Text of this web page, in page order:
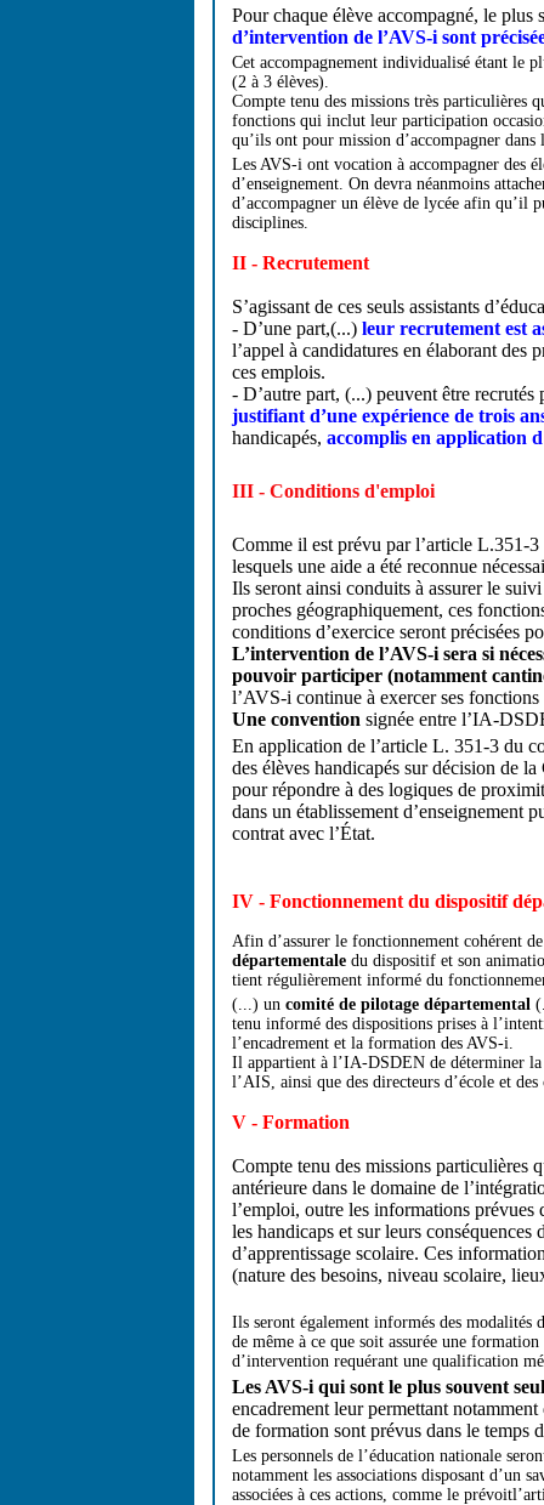
Pour chaque élève accompagné, le
d’intervention de l’AVS-i sont
Cet accompagnement individualisé étant le
(2 à 3 élèves).
Compte tenu des missions très particulières
fonctions qui inclut leur participation
qu’ils ont pour mission d’accompagner dans
Les AVS-i ont vocation à accompagner des
d’enseignement. On devra néanmoins
d’accompagner un élève de lycée afin qu’il
disciplines.
II - Recrutement
S’agissant de ces seuls assistants
- D’une part,(...) leur recrutement est
l’appel à candidatures en élaborant des
ces emplois.
- D’autre part, (...) peuvent être
justifiant d’une expérience de trois
handicapés, accomplis en application
III - Conditions d'emploi
Comme il est prévu par l’article L.351-
lesquels une aide a été reconnue
Ils seront ainsi conduits à assurer le
proches géographiquement, ces
conditions d’exercice seront précisées
L’intervention de l’AVS-i sera si
pouvoir participer (notamment
l’AVS-i continue à exercer ses
Une convention signée entre l’IA-
En application de l’article L. 351-3 du
des élèves handicapés sur décision de
pour répondre à des logiques de
dans un établissement d’enseignement
contrat avec l’État.
IV - Fonctionnement du dispositif
Afin d’assurer le fonctionnement cohérent
départementale du dispositif et son
tient régulièrement informé du
(...) un comité de pilotage départemental
tenu informé des dispositions prises à
l’encadrement et la formation des AVS-i.
Il appartient à l’IA-DSDEN de déterminer
l’AIS, ainsi que des directeurs d’école et
V - Formation
Compte tenu des missions particulières
antérieure dans le domaine de
l’emploi, outre les informations prévues
les handicaps et sur leurs
d’apprentissage scolaire. Ces
(nature des besoins, niveau scolaire,
Ils seront également informés des modalités
de même à ce que soit assurée une
d’intervention requérant une qualification
Les AVS-i qui sont le plus souvent
encadrement leur permettant
de formation sont prévus dans le temps
Les personnels de l’éducation nationale
notamment les associations disposant d’un
associées à ces actions, comme le